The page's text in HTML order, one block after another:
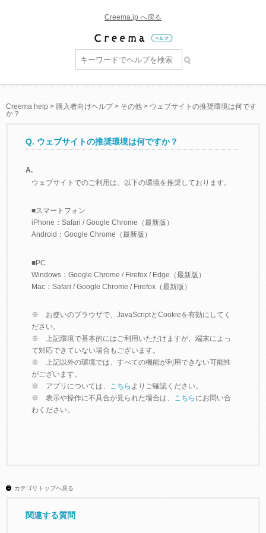
Creema.jp へ戻る
Creema help > 購入者向けヘルプ> その他 > ウェブサイトの推奨環境は何です
か？
Q. ウェブサイトの推奨環境は何ですか？
A.
ウェブサイトでのご利用は、以下の環境を推奨しております。
■スマートフォン
iPhone：Safari / Google Chrome（最新版）
Android：Google Chrome（最新版）
■PC
Windows：Google Chrome / Firefox / Edge（最新版）
Mac：Safari / Google Chrome / Firefox（最新版）
※ お使いのブラウザで、JavaScriptとCookieを有効にしてく
ださい。
※ 上記環境で基本的にはご利用いただけますが、端末によっ
て対応できていない場合もございます。
※ 上記以外の環境では、すべての機能が利用できない可能性
がございます。
※ アプリについては、 こちら よりご確認ください。
※ 表示や操作に不具合が見られた場合は、 こちら にお問い合
わください。
カテゴリトップへ戻る
関連する質問